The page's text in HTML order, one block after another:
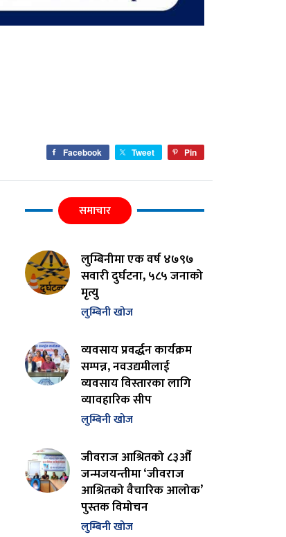
Facebook Tweet Pin
समाचार
लुम्बिनीमा एक वर्ष ४७९७
सवारी दुर्घटना, ५८५ जनाको
मृत्यु
लुम्बिनी खोज
व्यवसाय प्रवर्द्धन कार्यक्रम
सम्पन्न, नवउद्यमीलाई
व्यवसाय विस्तारका लागि
व्यावहारिक सीप
लुम्बिनी खोज
जीवराज आश्रितको ८३औँ
जन्मजयन्तीमा ‘जीवराज
आश्रितको वैचारिक आलोक’
पुस्तक विमोचन
लुम्बिनी खोज